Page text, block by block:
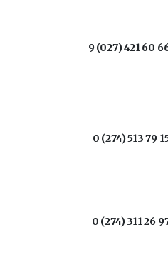
9 (027) 421 60
0 (274) 513 79
0 (274) 311 26